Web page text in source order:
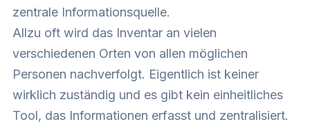
zentrale Informationsquelle.
Allzu oft wird das Inventar an vielen
verschiedenen Orten von allen möglichen
Personen nachverfolgt. Eigentlich ist keiner
wirklich zuständig und es gibt kein einheitliches
Tool, das Informationen erfasst und zentralisiert.